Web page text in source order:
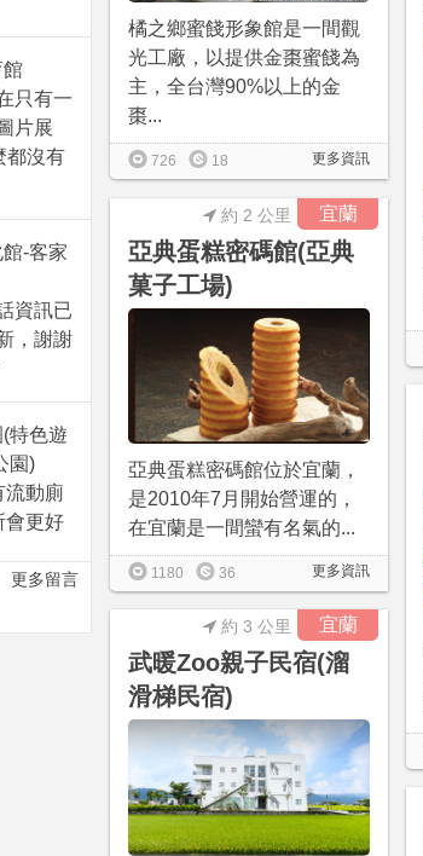
館
只有一
片展
都沒有
-客家
資訊已
，謝謝
特色遊
園)
流動廁
會更好
更多留言
橘之鄉蜜餞形象館是一間觀
光工廠，以提供金棗蜜餞為
主，全台灣90%以上的金
棗...
更多資訊
726 18
宜蘭
亞典蛋糕密碼館(亞典
菓子工場)
約 2 公里
亞典蛋糕密碼館位於宜蘭，
是2010年7月開始營運的，
在宜蘭是一間蠻有名氣的...
更多資訊
1180 36
宜蘭
武暖Zoo親子民宿(溜
滑梯民宿)
約 3 公里